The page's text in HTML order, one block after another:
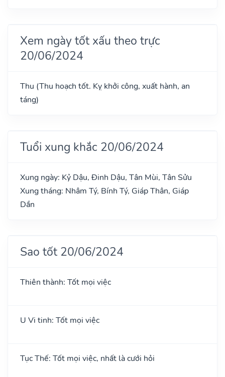
Xem ngày tốt xấu theo trực
20/06/2024
Thu (Thu hoạch tốt. Kỵ khởi công, xuất hành, an
táng)
Tuổi xung khắc 20/06/2024
Xung ngày: Kỷ Dậu, Đinh Dậu, Tân Mùi, Tân Sửu
Xung tháng: Nhâm Tý, Bính Tý, Giáp Thân, Giáp
Dần
Sao tốt 20/06/2024
Thiên thành: Tốt mọi việc
U Vi tinh: Tốt mọi việc
Tục Thế: Tốt mọi việc, nhất là cưới hỏi